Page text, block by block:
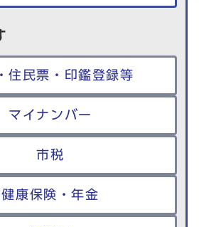
住民票・印鑑登録等
マイナンバー
市税
健康保険・年金